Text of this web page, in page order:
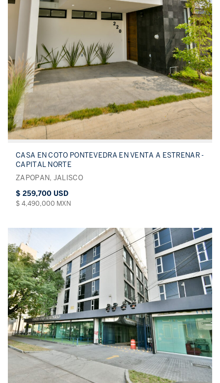
CASA EN COTO PONTEVEDRA EN VENTA A ESTRENAR -
CAPITAL NORTE
ZAPOPAN, JALISCO
$ 259,700 USD
$ 4,490,000 MXN